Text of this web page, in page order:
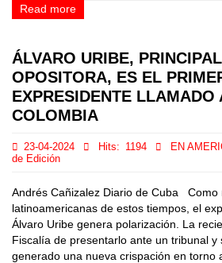
Read more
ÁLVARO URIBE,
OPOSITORA, ES EL
EXPRESIDENTE LLAMADO
COLOMBIA
23-04-2024 Hits: 1194 EN
de Edición
Andrés Cañizalez Diario de Cuba Como
latinoamericanas de estos tiempos, el
Álvaro Uribe genera polarización. La
Fiscalía de presentarlo ante un tribunal y
generado una nueva crispación en torno